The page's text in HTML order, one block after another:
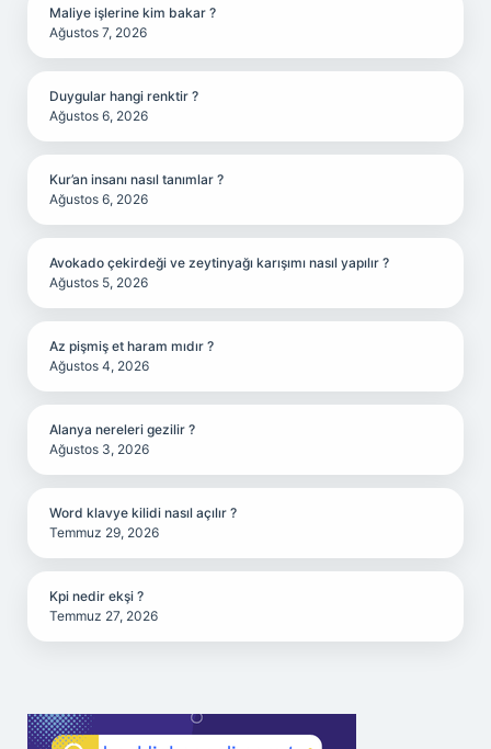
Maliye işlerine kim bakar ?
Ağustos 7, 2026
Duygular hangi renktir ?
Ağustos 6, 2026
Kur’an insanı nasıl tanımlar ?
Ağustos 6, 2026
Avokado çekirdeği ve zeytinyağı karışımı nasıl yapılır ?
Ağustos 5, 2026
Az pişmiş et haram mıdır ?
Ağustos 4, 2026
Alanya nereleri gezilir ?
Ağustos 3, 2026
Word klavye kilidi nasıl açılır ?
Temmuz 29, 2026
Kpi nedir ekşi ?
Temmuz 27, 2026